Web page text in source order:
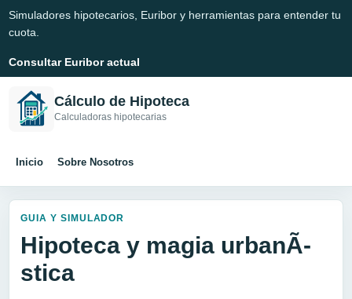
Simuladores hipotecarios, Euribor y herramientas para entender tu
cuota.
Consultar Euribor actual
Cálculo de Hipoteca
Calculadoras hipotecarias
Inicio Sobre Nosotros
GUIA Y SIMULADOR
Hipoteca y magia urbanÃ­
stica